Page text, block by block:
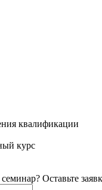
квалификации
курс
Оставьте